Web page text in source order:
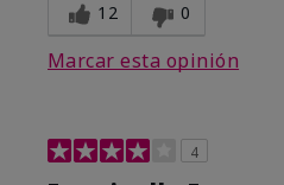
12 0
Marcar esta opinión
4